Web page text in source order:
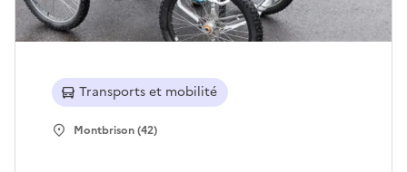
Transports et mobilité
Montbrison (42)